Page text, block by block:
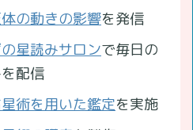
の動きの影響を発信
星読みサロンで毎日の
配信
術を用いた鑑定を実施